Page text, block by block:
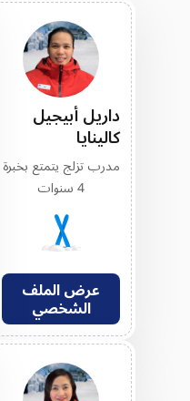
داريل أبيجيل
كالينايا
مدرب تزلج يتمتع بخبرة
4 سنوات
عرض الملف
الشخصي